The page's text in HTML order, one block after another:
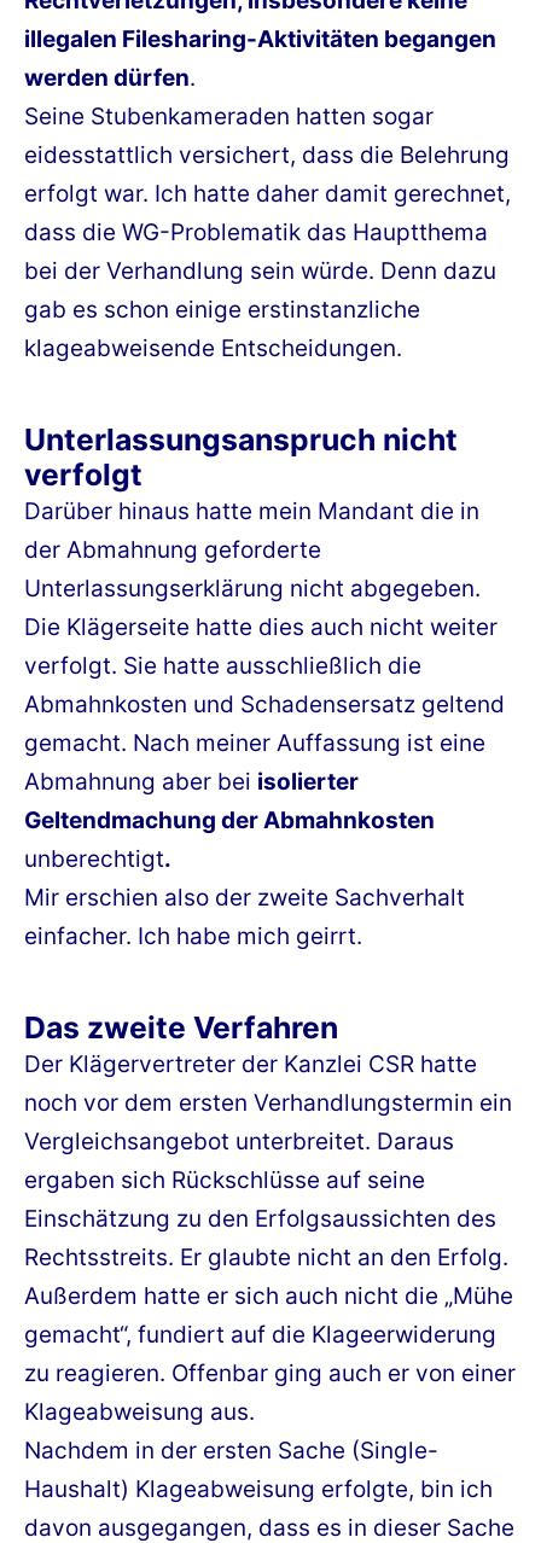
illegalen Filesharing-Aktivitäten begangen
werden dürfen.
Seine Stubenkameraden hatten sogar
eidesstattlich versichert, dass die Belehrung
erfolgt war. Ich hatte daher damit gerechnet,
dass die WG-Problematik das Hauptthema
bei der Verhandlung sein würde. Denn dazu
gab es schon einige erstinstanzliche
klageabweisende Entscheidungen.
Unterlassungsanspruch nicht
verfolgt
Darüber hinaus hatte mein Mandant die in
der Abmahnung geforderte
Unterlassungserklärung nicht abgegeben.
Die Klägerseite hatte dies auch nicht weiter
verfolgt. Sie hatte ausschließlich die
Abmahnkosten und Schadensersatz geltend
gemacht. Nach meiner Auffassung ist eine
Abmahnung aber bei isolierter
Geltendmachung der Abmahnkosten
unberechtigt.
Mir erschien also der zweite Sachverhalt
einfacher. Ich habe mich geirrt.
Das zweite Verfahren
Der Klägervertreter der Kanzlei CSR hatte
noch vor dem ersten Verhandlungstermin ein
Vergleichsangebot unterbreitet. Daraus
ergaben sich Rückschlüsse auf seine
Einschätzung zu den Erfolgsaussichten des
Rechtsstreits. Er glaubte nicht an den Erfolg.
Außerdem hatte er sich auch nicht die „Mühe
gemacht“, fundiert auf die Klageerwiderung
zu reagieren. Offenbar ging auch er von einer
Klageabweisung aus.
Nachdem in der ersten Sache (Single-
Haushalt) Klageabweisung erfolgte, bin ich
davon ausgegangen, dass es in dieser Sache